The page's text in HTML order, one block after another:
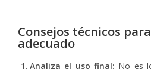
Consejos técnicos
adecuado
Analiza el uso final: No es